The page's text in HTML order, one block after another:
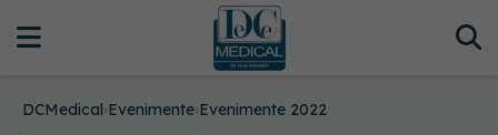
DCMedical›Evenimente›Evenimente 2022